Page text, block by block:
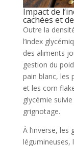
Impact de
cachées et
Outre la
l’index
des aliments
gestion du
pain blanc, les
et les corn
glycémie
grignotage.
À l’inverse,
légumineuses,